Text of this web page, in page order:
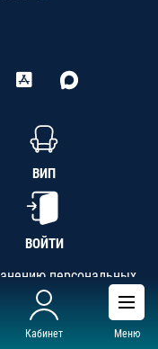
Кабинет Меню
ВИП
ВОЙТИ
персональных